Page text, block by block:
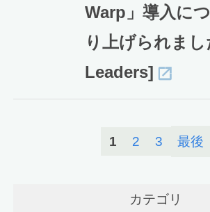
Warp」導入に
り上げられま
Leaders]
1 2 3 最後
カテゴリ